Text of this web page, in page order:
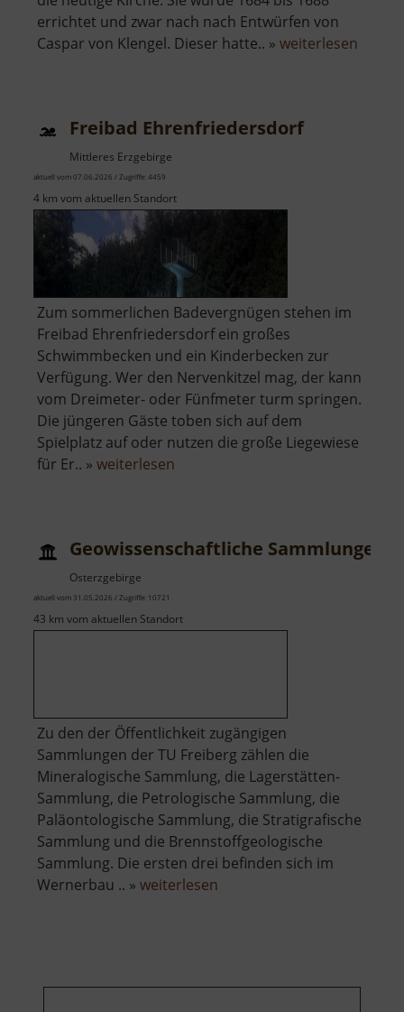
errichtet und zwar nach nach Entwürfen von
Caspar von Klengel. Dieser hatte.. » weiterlesen
Freibad Ehrenfriedersdorf
Mittleres Erzgebirge
aktuell vom 07.06.2026 / Zugriffe: 4459
4 km vom aktuellen Standort
Zum sommerlichen Badevergnügen stehen im
Freibad Ehrenfriedersdorf ein großes
Schwimmbecken und ein Kinderbecken zur
Verfügung. Wer den Nervenkitzel mag, der kann
vom Dreimeter- oder Fünfmeter turm springen.
Die jüngeren Gäste toben sich auf dem
Spielplatz auf oder nutzen die große Liegewiese
für Er.. » weiterlesen
Geowissenschaftliche Sammlungen
Osterzgebirge
aktuell vom 31.05.2026 / Zugriffe: 10721
43 km vom aktuellen Standort
Zu den der Öffentlichkeit zugängigen
Sammlungen der TU Freiberg zählen die
Mineralogische Sammlung, die Lagerstätten-
Sammlung, die Petrologische Sammlung, die
Paläontologische Sammlung, die Stratigrafische
Sammlung und die Brennstoffgeologische
Sammlung. Die ersten drei befinden sich im
Wernerbau .. » weiterlesen